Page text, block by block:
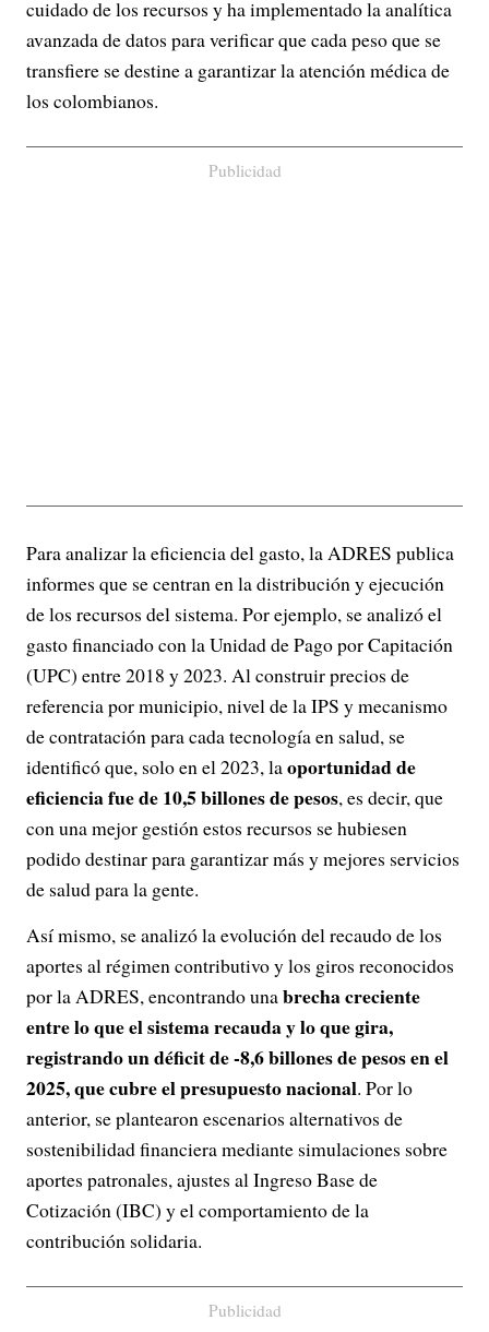
cuidado de los recursos y ha implementado la analítica
avanzada de datos para verificar que cada peso que se
transfiere se destine a garantizar la atención médica de
los colombianos.
Publicidad
Para analizar la eficiencia del gasto, la ADRES publica
informes que se centran en la distribución y ejecución
de los recursos del sistema. Por ejemplo, se analizó el
gasto financiado con la Unidad de Pago por Capitación
(UPC) entre 2018 y 2023. Al construir precios de
referencia por municipio, nivel de la IPS y mecanismo
de contratación para cada tecnología en salud, se
identificó que, solo en el 2023, laoportunidad de
eficiencia fue de 10,5 billones de pesos, es decir, que
con una mejor gestión estos recursos se hubiesen
podido destinar para garantizar más y mejores servicios
de salud para la gente.
Así mismo, se analizó la evolución del recaudo de los
aportes al régimen contributivo y los giros reconocidos
por la ADRES, encontrando unabrecha creciente
entre lo que el sistema recauda y lo que gira,
registrando un déficit de -8,6 billones de pesos en el
2025, que cubre el presupuesto nacional. Por lo
anterior, se plantearon escenarios alternativos de
sostenibilidad financiera mediante simulaciones sobre
aportes patronales, ajustes al Ingreso Base de
Cotización (IBC) y el comportamiento de la
contribución solidaria.
Publicidad